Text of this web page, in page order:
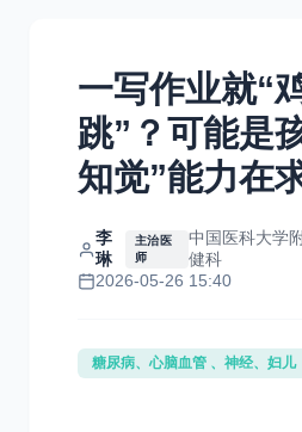
一写作业就“
跳”？可能是
知觉”能力在
李
琳
主治医
师
中国医科大学
健科
2026-05-26 15:40
糖尿病、心脑血管 、神经、妇儿